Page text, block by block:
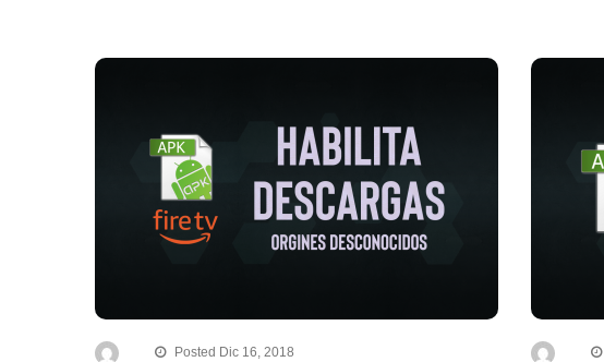
Posted Dic 16, 2018